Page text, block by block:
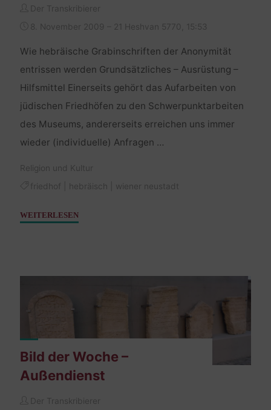
Der Transkribierer
8. November 2009 – 21 Heshvan 5770, 15:53
Wie hebräische Grabinschriften der Anonymität
entrissen werden Grundsätzliches – Ausrüstung –
Hilfsmittel Einerseits gehört das Aufarbeiten von
jüdischen Friedhöfen zu den Schwerpunktarbeiten
des Museums, andererseits erreichen uns immer
wieder (individuelle) Anfragen …
Religion und Kultur
friedhof
hebräisch wiener neustadt
WEITERLESEN"Am
Bild der Woche –
Außendienst
Der Transkribierer